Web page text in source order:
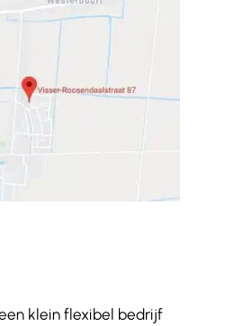
klein flexibel bedrijf